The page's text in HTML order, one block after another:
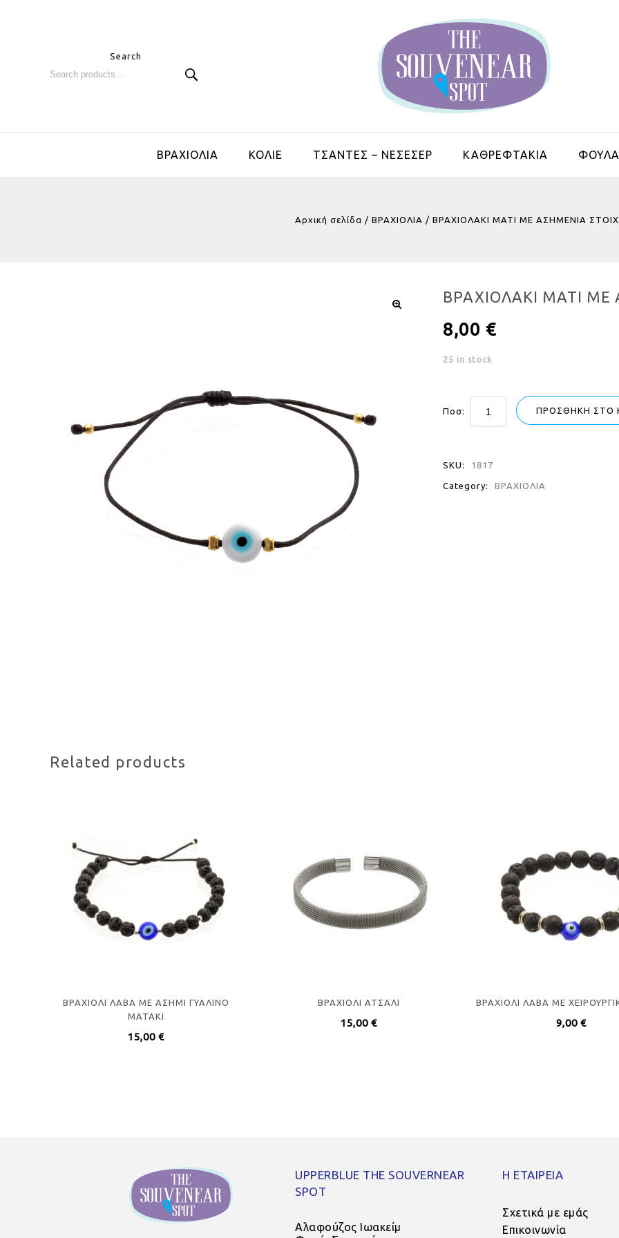
Search
ΒΡΑΧΙΟΛΙΑ ΚΟΛΙΕ ΤΣΑΝΤΕΣ – ΝΕΣΕΣΕΡ ΚΑΘΡΕΦΤΑΚΙΑ
Αρχική σελίδα / ΒΡΑΧΙΟΛΙΑ / ΒΡΑΧΙΟΛΑΚΙ ΜΑΤΙ ΜΕ ΑΣΗΜΕΝΙΑ
ΒΡΑΧΙΟΛΑΚΙ ΜΑΤΙ ΜΕ
8,00 €
25 in stock
Ποσ: ΠΡΟΣΘΉΚΗ ΣΤΟ
SKU: 1817
Category: ΒΡΑΧΙΟΛΙΑ
Related products
ΒΡΑΧΙΟΛΙ ΛΑΒΑ ΜΕ ΑΣΗΜΙ ΓΥΑΛΙΝΟ
ΜΑΤΑΚΙ
15,00 €
ΒΡΑΧΙΟΛΙ ΑΤΣΑΛΙ
15,00 €
ΒΡΑΧΙΟΛΙ ΛΑΒΑ ΜΕ
9,00 €
UPPERBLUE THE SOUVERNEAR
SPOT
Αλαφούζος Ιωακείμ
Η ΕΤΑΙΡΕΙΑ
Σχετικά με εμάς
Επικοινωνία